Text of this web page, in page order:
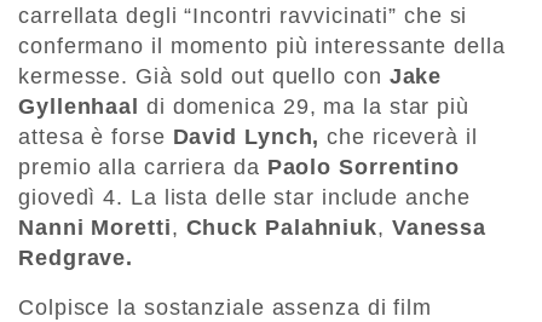
carrellata degli “Incontri ravvicinati” che si
confermano il momento più interessante della
kermesse. Già sold out quello con Jake
Gyllenhaal
di domenica 29, ma la star più
attesa è forse David Lynch, che riceverà il
premio alla carriera da Paolo Sorrentino
giovedì 4. La lista delle star include anche
Nanni Moretti, Chuck Palahniuk, Vanessa
Redgrave.
Colpisce la sostanziale assenza di film